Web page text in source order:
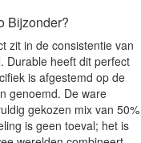
Bijzonder?
zit in de consistentie van
Durable heeft dit perfect
is afgestemd op de
genoemd. De ware
gekozen mix van 50%
is geen toeval; het is